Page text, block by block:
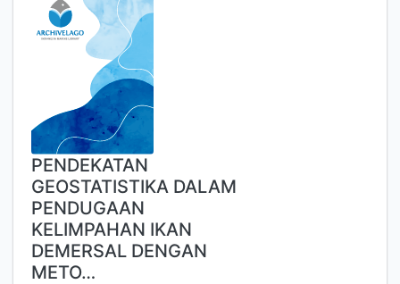
PENDEKATAN
GEOSTATISTIKA DALAM
PENDUGAAN
KELIMPAHAN IKAN
DEMERSAL DENGAN
METO…